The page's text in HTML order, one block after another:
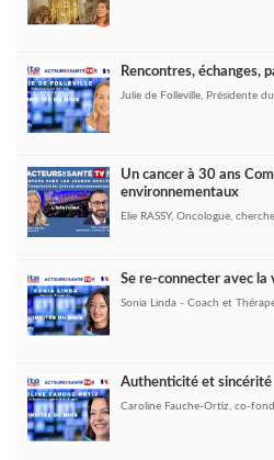
Rencontres, échanges,
Julie de Folleville, Présidente
Un cancer à 30 ans
environnementaux
Elie RASSY, Oncologue,
Se re-connecter avec la
Sonia Linda - Coach et
Authenticité et sincérité
Caroline Fauche-Ortiz, co-